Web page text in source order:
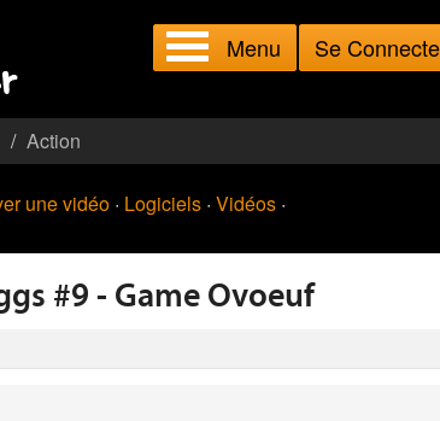
Menu Se
Action
une vidéo · Logiciels · Vidéos ·
#9 - Game Ovoeuf